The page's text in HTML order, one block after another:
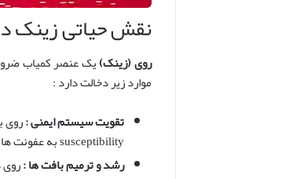
نقش حیاتی زینک
روی (زینک)یک عنصر کمیاب
موارد زیر دخالت دارد :
تقویت سیستم ایمنی :
susceptibility به عفونت ها به ویژه عفونت های تنفسی شود. روی در تولید و فعال سازی سیتوکین ها که مولکول های پیام رسان سیستم ایمنی هستند نقش دارد.
رشد و ترمیم بافت ها :